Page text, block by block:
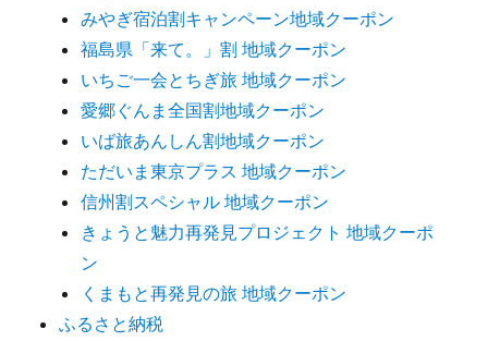
みやぎ宿泊割キャンペーン地域クーポン
福島県「来て。」割 地域クーポン
いちご一会とちぎ旅 地域クーポン
愛郷ぐんま全国割地域クーポン
いば旅あんしん割地域クーポン
ただいま東京プラス 地域クーポン
信州割スペシャル 地域クーポン
きょうと魅力再発見プロジェクト 地域クーポ
ン
くまもと再発見の旅 地域クーポン
ふるさと納税